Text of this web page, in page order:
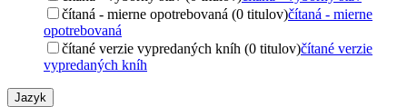
čítaná - mierne opotrebovaná (0 titulov)čítaná - mierne
opotrebovaná
čítané verzie vypredaných kníh (0 titulov)čítané verzie
vypredaných kníh
Jazyk